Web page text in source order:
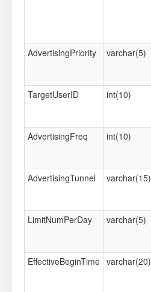
AdvertisingPriority varchar(5)
TargetUserID
int(10)
AdvertisingFreq
int(10)
AdvertisingTunnel
varchar(15)
LimitNumPerDay
varchar(5)
EffectiveBeginTime varchar(20)